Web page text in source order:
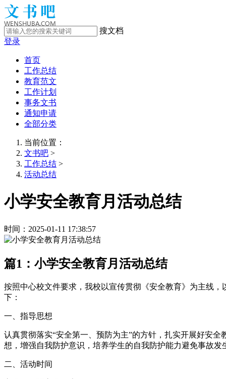
搜文档
登录
首页
工作总结
教育范文
工作计划
事务文书
通知申请
全部分类
当前位置：
文书吧 >
工作总结 >
活动总结
小学安全教育月活动总结
时间：2025-01-11 17:38:57
篇1：小学安全教育月活动总结
按照中心校文件要求，我校以宣传贯彻《安全教育》为主线
下：
一、指导思想
认真贯彻落实“安全第一、预防为主”的方针，扎实开展好安
想，增强自我防护意识，培养学生的自我防护能力避免事故
二、活动时间